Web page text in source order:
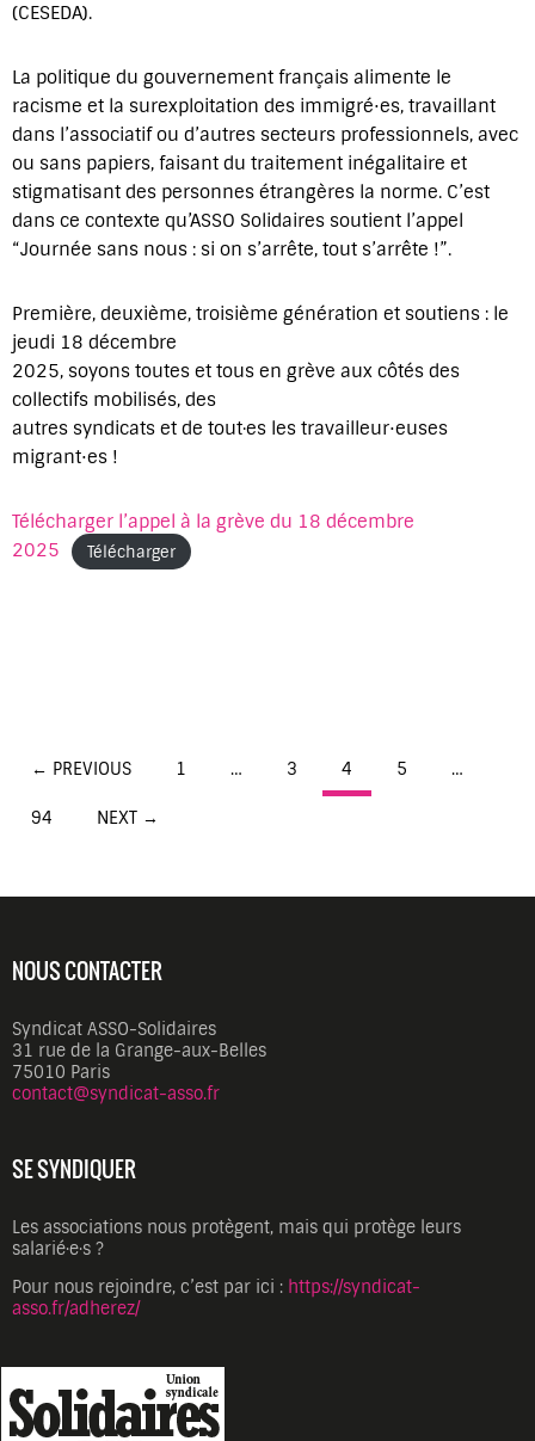
(CESEDA).
La politique du gouvernement français alimente le
racisme et la surexploitation des immigré⋅es, travaillant
dans l’associatif ou d’autres secteurs professionnels, avec
ou sans papiers, faisant du traitement inégalitaire et
stigmatisant des personnes étrangères la norme. C’est
dans ce contexte qu’ASSO Solidaires soutient l’appel
“Journée sans nous : si on s’arrête, tout s’arrête !”.
Première, deuxième, troisième génération et soutiens : le
jeudi 18 décembre
2025, soyons toutes et tous en grève aux côtés des
collectifs mobilisés, des
autres syndicats et de tout·es les travailleur⋅euses
migrant⋅es !
Télécharger l’appel à la grève du 18 décembre
2025
Télécharger
Posts
navigation
← PREVIOUS 1 … 3 4 5 …
94 NEXT →
NOUS CONTACTER
Syndicat ASSO-Solidaires
31 rue de la Grange-aux-Belles
75010 Paris
contact@syndicat-asso.fr
SE SYNDIQUER
Les associations nous protègent, mais qui protège leurs
salarié·e·s ?
Pour nous rejoindre, c’est par ici : https://syndicat-
asso.fr/adherez/